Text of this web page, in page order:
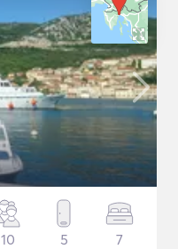
10 5 7